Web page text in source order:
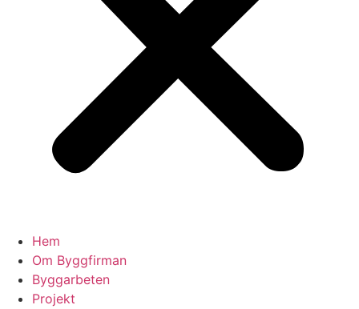
Hem
Om Byggfirman
Byggarbeten
Projekt